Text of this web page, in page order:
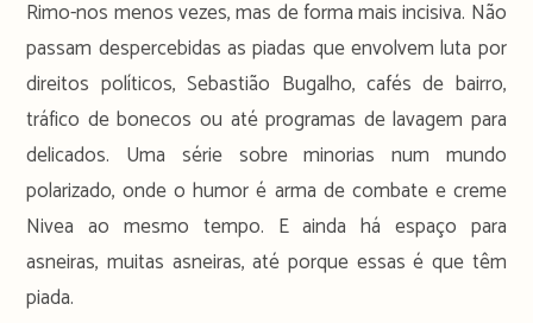
Rimo-nos menos vezes, mas de forma mais incisiva. Não
passam despercebidas as piadas que envolvem luta por
direitos políticos, Sebastião Bugalho, cafés de bairro,
tráfico de bonecos ou até programas de lavagem para
delicados. Uma série sobre minorias num mundo
polarizado, onde o humor é arma de combate e creme
Nivea ao mesmo tempo. E ainda há espaço para
asneiras, muitas asneiras, até porque essas é que têm
piada.